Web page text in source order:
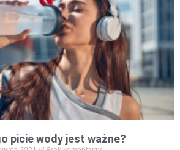
picie wody jest ważne?